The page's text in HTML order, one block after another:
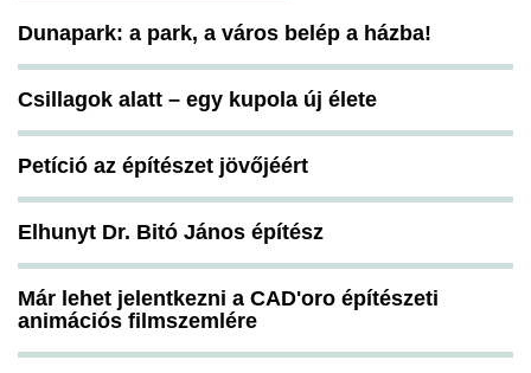
Dunapark: a park, a város belép a házba!
Csillagok alatt – egy kupola új élete
Petíció az építészet jövőjéért
Elhunyt Dr. Bitó János építész
Már lehet jelentkezni a CAD'oro építészeti
animációs filmszemlére